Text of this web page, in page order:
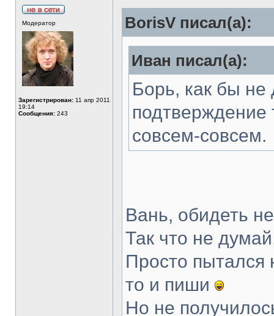
Модератор
Зарегистрирован: 11 апр 2011
19:14
Сообщения: 243
BorisV писал(а):
Иван писал(а):
Борь, как бы не
подтверждение
совсем-совсем.
Вань, обидеть
Так что не
Просто пытался
то и пиши
Но не